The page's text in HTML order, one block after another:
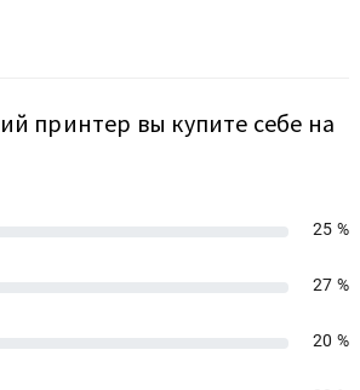
принтер вы купите себе на
25 %
27 %
20 %